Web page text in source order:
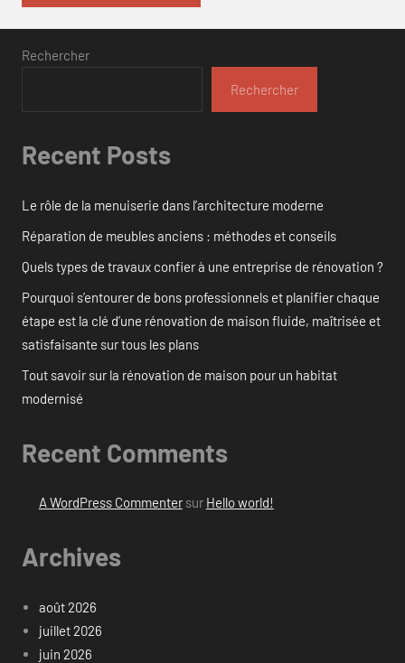
Rechercher
Rechercher
Recent Posts
Le rôle de la menuiserie dans l’architecture moderne
Réparation de meubles anciens : méthodes et conseils
Quels types de travaux confier à une entreprise de rénovation ?
Pourquoi s’entourer de bons professionnels et planifier chaque
étape est la clé d’une rénovation de maison fluide, maîtrisée et
satisfaisante sur tous les plans
Tout savoir sur la rénovation de maison pour un habitat
modernisé
Recent Comments
A WordPress Commentersur Hello world!
Archives
août 2026
juillet 2026
juin 2026